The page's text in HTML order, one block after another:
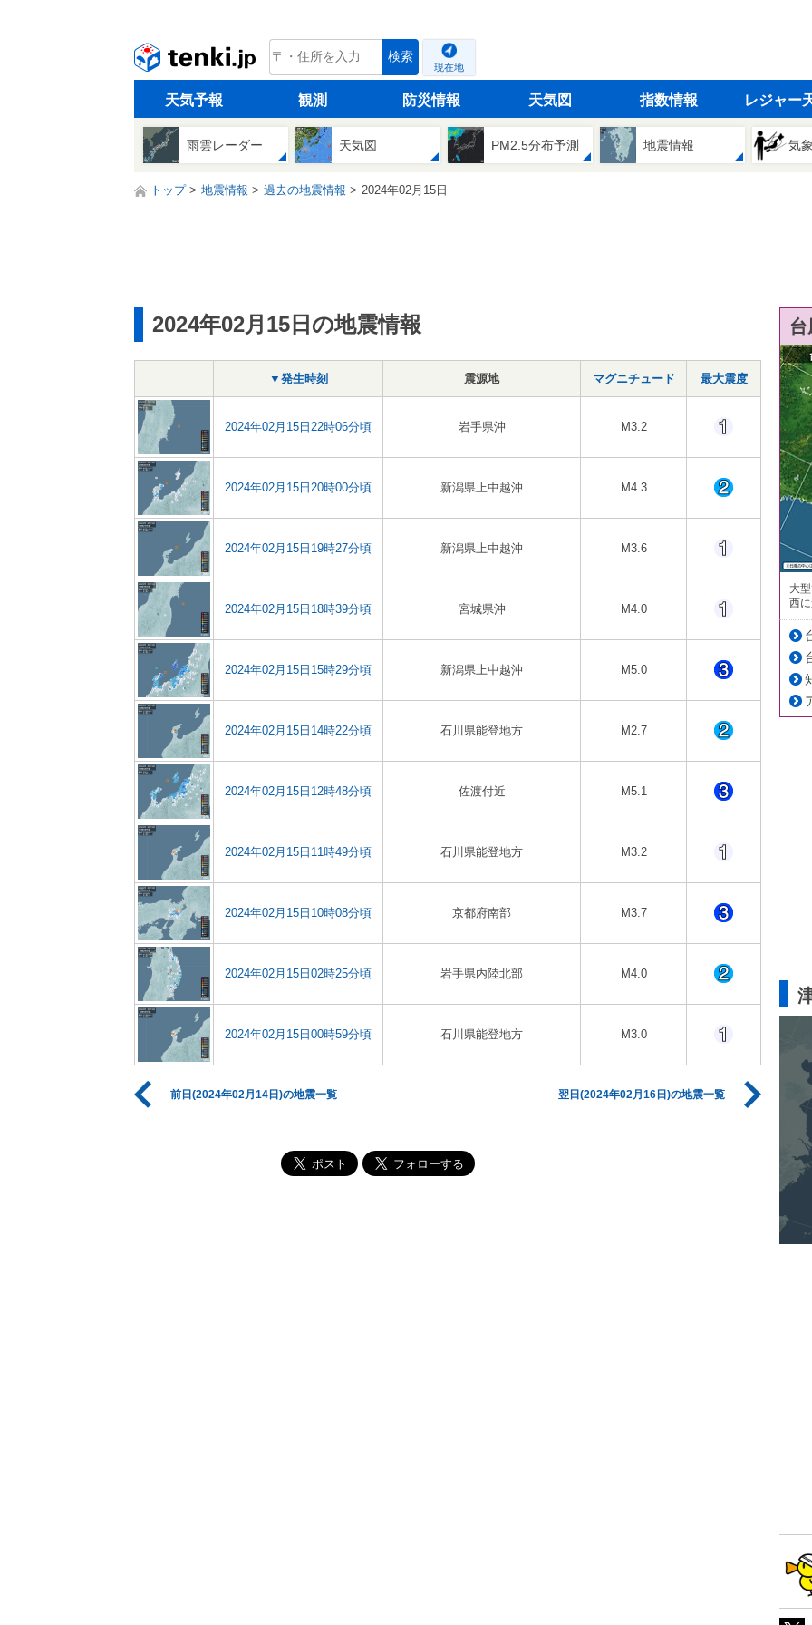
tenki.jp 検索
現在地
天気予報 観測 防災情報 天気図 指数情報 レジャー
雨雲レーダー 天気図 PM2.5分布予測 地震情報 気
トップ 地震情報 過去の地震情報 2024年02月15日
2024年02月15日の地震情報
▼発生時刻 震源地 マグニチュード 最大震度
2024年02月15日22時06分頃 岩手県沖 M3.2
2024年02月15日20時00分頃 新潟県上中越沖 M4.3
2024年02月15日19時27分頃 新潟県上中越沖 M3.6
2024年02月15日18時39分頃 宮城県沖 M4.0
2024年02月15日15時29分頃 新潟県上中越沖 M5.0
2024年02月15日14時22分頃 石川県能登地方 M2.7
2024年02月15日12時48分頃 佐渡付近 M5.1
2024年02月15日11時49分頃 石川県能登地方 M3.2
2024年02月15日10時08分頃 京都府南部 M3.7
2024年02月15日02時25分頃 岩手県内陸北部 M4.0
2024年02月15日00時59分頃 石川県能登地方 M3.0
前日(2024年02月14日)の地震一覧 翌日(2024年02月16日)の地震一覧
大
西